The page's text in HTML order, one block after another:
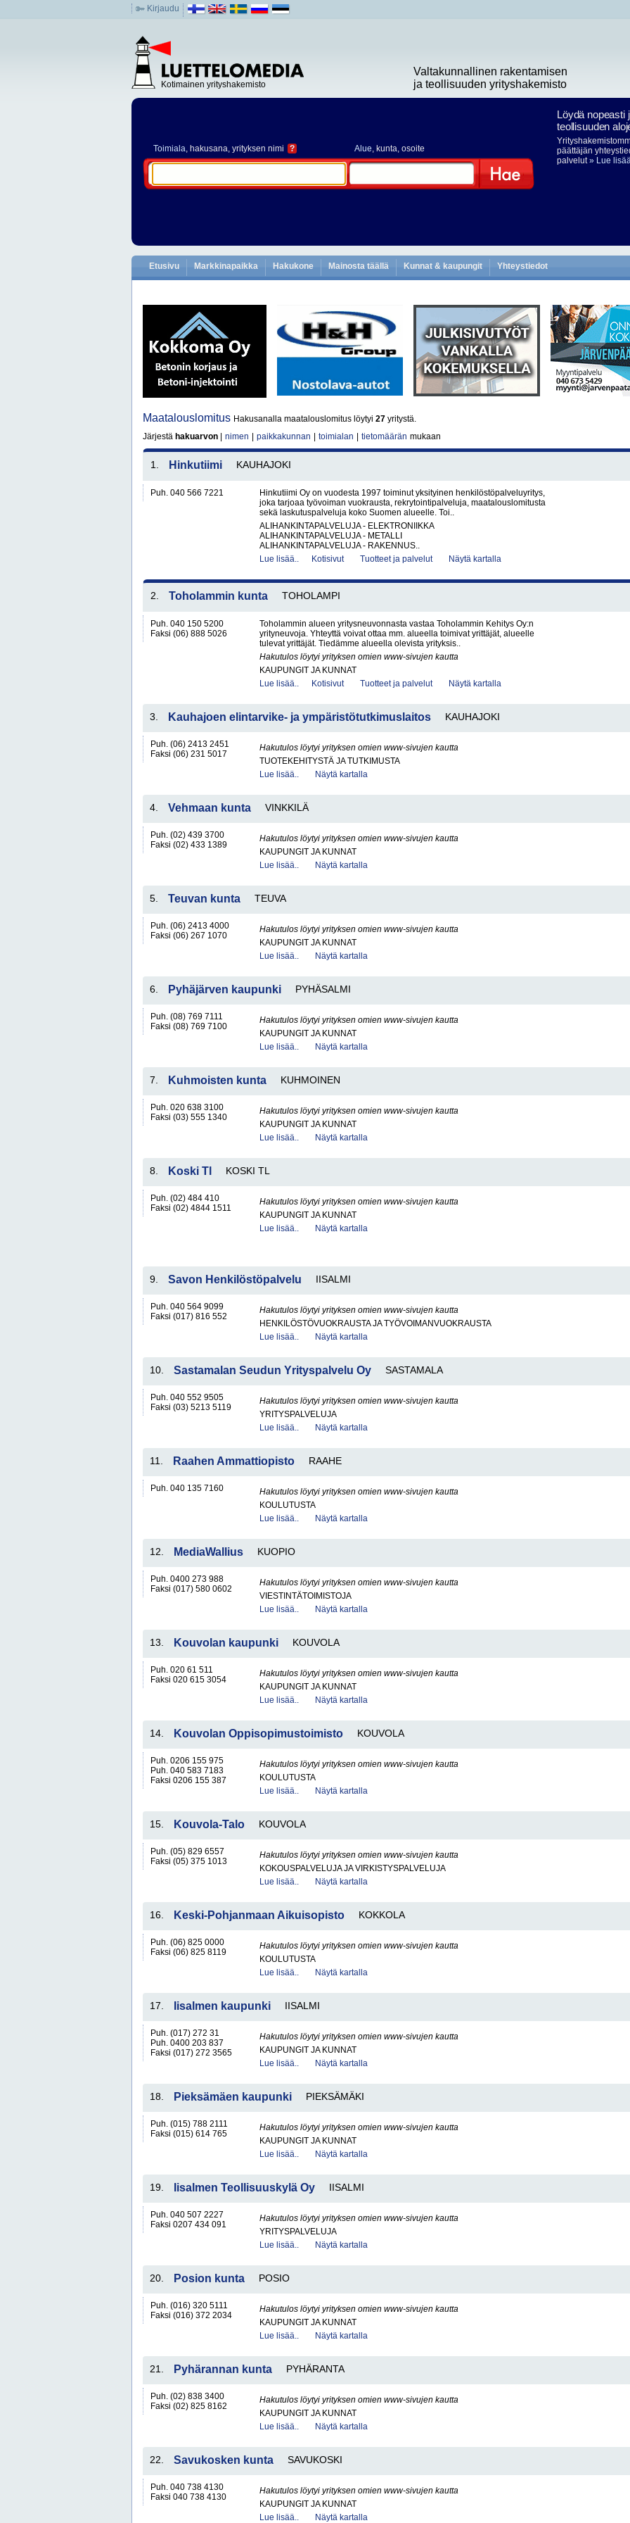
Kirjaudu
Kotimainen yrityshakemisto
Valtakunnallinen rakentamisen
ja teollisuuden yrityshakemisto
Toimiala, hakusana, yrityksen nimi ? Alue, kunta, osoite
Löydä nopeasti
teollisuuden
päättäjän
palvelut» Lue
Etusivu Markkinapaikka Hakukone Mainosta täällä Kunnat & kaupungit Yhteystiedot
Maatalouslomitus Hakusanalla maatalouslomitus löytyi 27 yritystä.
Järjestä hakuarvon nimen paikkakunnan toimialan tietomäärän mukaan
1. Hinkutiimi KAUHAJOKI
Puh. 040 566 7221
Hinkutiimi Oy on vuodesta 1997 toiminut yksityinen henkilöstöpalveluyritys,
joka tarjoaa työvoiman vuokrausta, rekrytointipalveluja, maatalouslomitusta
sekä laskutuspalveluja koko Suomen alueelle. Toi..
ALIHANKINTAPALVELUJA - ELEKTRONIIKKA
ALIHANKINTAPALVELUJA - METALLI
ALIHANKINTAPALVELUJA - RAKENNUS..
Lue lisää..
Kotisivut Tuotteet ja palvelut Näytä kartalla
2. Toholammin kunta TOHOLAMPI
Puh. 040 150 5200
Faksi (06) 888 5026
Toholammin alueen yritysneuvonnasta vastaa Toholammin Kehitys Oy:n
yrityneuvoja. Yhteyttä voivat ottaa mm. alueella toimivat yrittäjät, alueelle
tulevat yrittäjät. Tiedämme alueella olevista yrityksis..
Hakutulos löytyi yrityksen omien www-sivujen kautta
KAUPUNGIT JA KUNNAT
Lue lisää..
Kotisivut Tuotteet ja palvelut Näytä kartalla
3. Kauhajoen elintarvike- ja ympäristötutkimuslaitos KAUHAJOKI
Puh. (06) 2413 2451
Faksi (06) 231 5017
Hakutulos löytyi yrityksen omien www-sivujen kautta
TUOTEKEHITYSTÄ JA TUTKIMUSTA
Lue lisää..
Näytä kartalla
4. Vehmaan kunta VINKKILÄ
Puh. (02) 439 3700
Faksi (02) 433 1389
Hakutulos löytyi yrityksen omien www-sivujen kautta
KAUPUNGIT JA KUNNAT
Lue lisää..
Näytä kartalla
5. Teuvan kunta TEUVA
Puh. (06) 2413 4000
Faksi (06) 267 1070
Hakutulos löytyi yrityksen omien www-sivujen kautta
KAUPUNGIT JA KUNNAT
Lue lisää..
Näytä kartalla
6. Pyhäjärven kaupunki PYHÄSALMI
Puh. (08) 769 7111
Faksi (08) 769 7100
Hakutulos löytyi yrityksen omien www-sivujen kautta
KAUPUNGIT JA KUNNAT
Lue lisää..
Näytä kartalla
7. Kuhmoisten kunta KUHMOINEN
Puh. 020 638 3100
Faksi (03) 555 1340
Hakutulos löytyi yrityksen omien www-sivujen kautta
KAUPUNGIT JA KUNNAT
Lue lisää..
Näytä kartalla
8. Koski Tl KOSKI TL
Puh. (02) 484 410
Faksi (02) 4844 1511
Hakutulos löytyi yrityksen omien www-sivujen kautta
KAUPUNGIT JA KUNNAT
Lue lisää..
Näytä kartalla
9. Savon Henkilöstöpalvelu IISALMI
Puh. 040 564 9099
Faksi (017) 816 552
Hakutulos löytyi yrityksen omien www-sivujen kautta
HENKILÖSTÖVUOKRAUSTA JA TYÖVOIMANVUOKRAUSTA
Lue lisää..
Näytä kartalla
10. Sastamalan Seudun Yrityspalvelu Oy SASTAMALA
Puh. 040 552 9505
Faksi (03) 5213 5119
Hakutulos löytyi yrityksen omien www-sivujen kautta
YRITYSPALVELUJA
Lue lisää..
Näytä kartalla
11. Raahen Ammattiopisto RAAHE
Puh. 040 135 7160
Hakutulos löytyi yrityksen omien www-sivujen kautta
KOULUTUSTA
Lue lisää..
Näytä kartalla
12. MediaWallius KUOPIO
Puh. 0400 273 988
Faksi (017) 580 0602
Hakutulos löytyi yrityksen omien www-sivujen kautta
VIESTINTÄTOIMISTOJA
Lue lisää..
Näytä kartalla
13. Kouvolan kaupunki KOUVOLA
Puh. 020 61 511
Faksi 020 615 3054
Hakutulos löytyi yrityksen omien www-sivujen kautta
KAUPUNGIT JA KUNNAT
Lue lisää..
Näytä kartalla
14. Kouvolan Oppisopimustoimisto KOUVOLA
Puh. 0206 155 975
Puh. 040 583 7183
Faksi 0206 155 387
Hakutulos löytyi yrityksen omien www-sivujen kautta
KOULUTUSTA
Lue lisää..
Näytä kartalla
15. Kouvola-Talo KOUVOLA
Puh. (05) 829 6557
Faksi (05) 375 1013
Hakutulos löytyi yrityksen omien www-sivujen kautta
KOKOUSPALVELUJA JA VIRKISTYSPALVELUJA
Lue lisää..
Näytä kartalla
16. Keski-Pohjanmaan Aikuisopisto KOKKOLA
Puh. (06) 825 0000
Faksi (06) 825 8119
Hakutulos löytyi yrityksen omien www-sivujen kautta
KOULUTUSTA
Lue lisää..
Näytä kartalla
17. Iisalmen kaupunki IISALMI
Puh. (017) 272 31
Puh. 0400 203 837
Faksi (017) 272 3565
Hakutulos löytyi yrityksen omien www-sivujen kautta
KAUPUNGIT JA KUNNAT
Lue lisää..
Näytä kartalla
18. Pieksämäen kaupunki PIEKSÄMÄKI
Puh. (015) 788 2111
Faksi (015) 614 765
Hakutulos löytyi yrityksen omien www-sivujen kautta
KAUPUNGIT JA KUNNAT
Lue lisää..
Näytä kartalla
19. Iisalmen Teollisuuskylä Oy IISALMI
Puh. 040 507 2227
Faksi 0207 434 091
Hakutulos löytyi yrityksen omien www-sivujen kautta
YRITYSPALVELUJA
Lue lisää..
Näytä kartalla
20. Posion kunta POSIO
Puh. (016) 320 5111
Faksi (016) 372 2034
Hakutulos löytyi yrityksen omien www-sivujen kautta
KAUPUNGIT JA KUNNAT
Lue lisää..
Näytä kartalla
21. Pyhärannan kunta PYHÄRANTA
Puh. (02) 838 3400
Faksi (02) 825 8162
Hakutulos löytyi yrityksen omien www-sivujen kautta
KAUPUNGIT JA KUNNAT
Lue lisää..
Näytä kartalla
22. Savukosken kunta SAVUKOSKI
Puh. 040 738 4130
Faksi 040 738 4130
Hakutulos löytyi yrityksen omien www-sivujen kautta
KAUPUNGIT JA KUNNAT
Lue lisää..
Näytä kartalla